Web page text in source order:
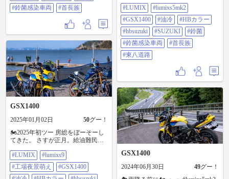
#鈴菌感染車両
#首長族
#GSX1400 #油冷 #HBカラー
#hbsuzuki #SUZUKI #鈴菌 #鈴菌感
染車両 #首長族 #東八道路
#LUMIX
#lumixs5mk2
#GSX1400
#油冷
#HBカラー
#hbsuzuki
#SUZUKI
#鈴菌
#鈴菌感染車両
#首長族
#東八道路
GSX1400
2025年01月02日 50グー！
🏍️2025年初ツー 房総をぼーそーし
てきた。 さすが正月。給油難民、
85mm F1.8 #lumix #lumixs9 #工場夜
景萌え #GSX1400 #油冷 #HBカラー
#hbsuzuki #SUZUKI #鈴菌 #鈴菌感
#LUMIX
#lumixs9
#工場夜景萌え
#GSX1400
GSX1400
2024年06月30日 49グー！